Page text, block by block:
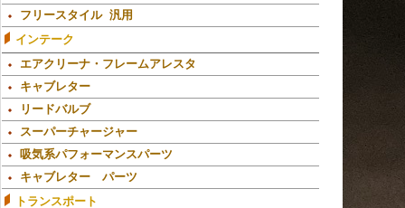
フリースタイル 汎用
インテーク
エアクリーナ・フレームアレスタ
キャブレター
リードバルブ
スーパーチャージャー
吸気系パフォーマンスパーツ
キャブレター パーツ
トランスポート